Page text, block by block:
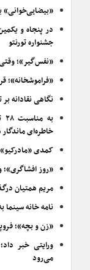
«بیضایی‌خوانی»
در پنجاه و
جشنواره تورنتو
«نفس‌گیر»؛ وقتی
«فراموشخانه»؛
نگاهی نقادانه
خاطره‌ای
کمدی
«روز افشاگری»؛
مریم همتیان
نامه خانه
«زن و بچه»؛
ورایتی خبر
می‌رود